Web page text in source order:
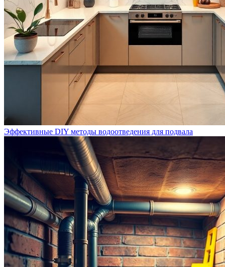
Эффективные DIY методы водоотведения для подвала